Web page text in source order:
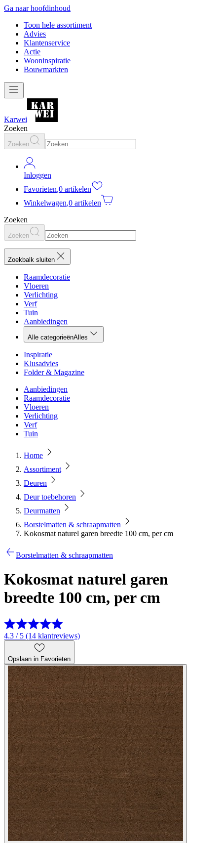
Ga naar hoofdinhoud
Toon hele assortiment
Advies
Klantenservice
Actie
Wooninspiratie
Bouwmarkten
Karwei
Zoeken
Zoeken
Inloggen
Favorieten,0 artikelen
Winkelwagen,0 artikelen
Zoeken
Zoeken
Zoekbalk sluiten
Raamdecoratie
Vloeren
Verlichting
Verf
Tuin
Aanbiedingen
Alle categorieënAlles
Inspiratie
Klusadvies
Folder & Magazine
Aanbiedingen
Raamdecoratie
Vloeren
Verlichting
Verf
Tuin
Home
Assortiment
Deuren
Deur toebehoren
Deurmatten
Borstelmatten & schraapmatten
Kokosmat naturel garen breedte 100 cm, per cm
Borstelmatten & schraapmatten
Kokosmat naturel garen
breedte 100 cm, per cm
4.3 / 5 (14 klantreviews)
Opslaan in Favorieten